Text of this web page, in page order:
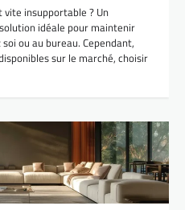
vite insupportable ? Un
idéale pour maintenir
ou au bureau. Cependant,
sur le marché, choisir